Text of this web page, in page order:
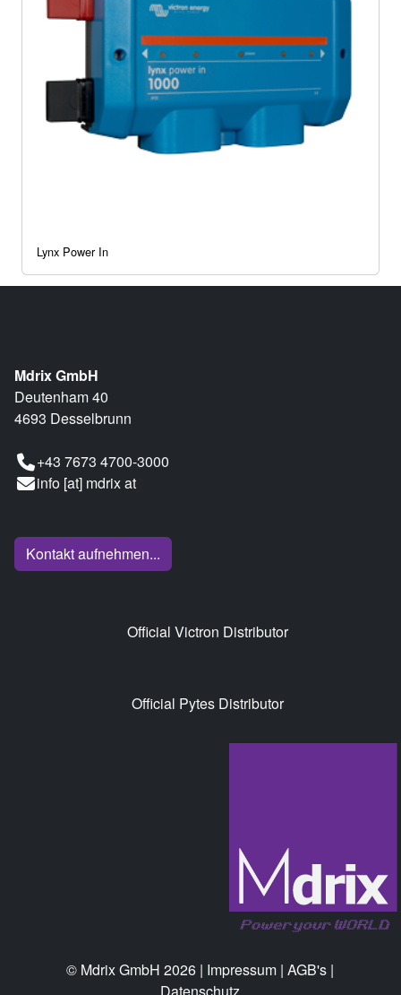
Lynx Power In
Mdrix GmbH
Deutenham 40
4693 Desselbrunn
+43 7673 4700-3000
info [at] mdrix at
Kontakt aufnehmen...
Official Victron Distributor
Official Pytes Distributor
© Mdrix GmbH 2026 | Impressum |AGB's |